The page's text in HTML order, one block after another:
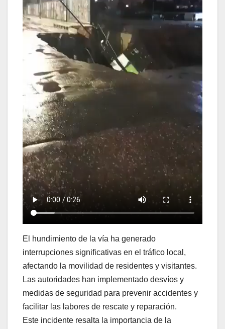
El hundimiento de la vía ha generado
interrupciones significativas en el tráfico local,
afectando la movilidad de residentes y visitantes.
Las autoridades han implementado desvíos y
medidas de seguridad para prevenir accidentes y
facilitar las labores de rescate y reparación.
Este incidente resalta la importancia de la